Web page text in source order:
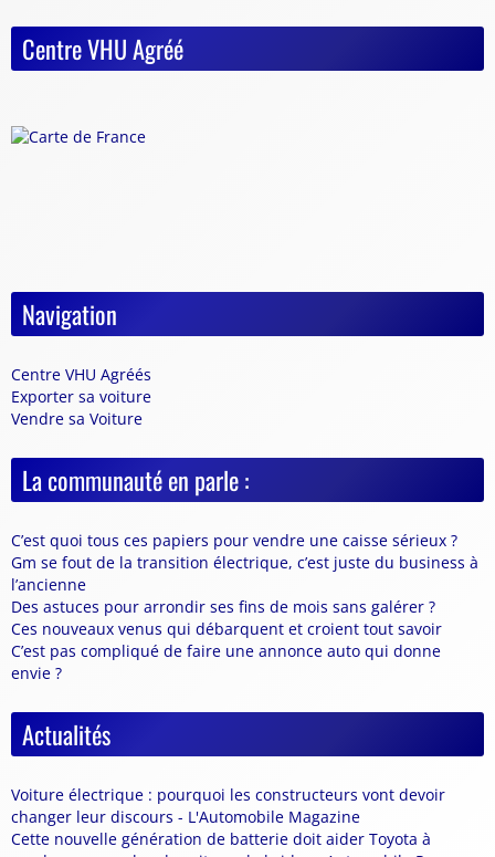
Centre VHU Agréé
Navigation
Centre VHU Agréés
Exporter sa voiture
Vendre sa Voiture
La communauté en parle :
C’est quoi tous ces papiers pour vendre une caisse sérieux ?
Gm se fout de la transition électrique, c’est juste du business à
l’ancienne
Des astuces pour arrondir ses fins de mois sans galérer ?
Ces nouveaux venus qui débarquent et croient tout savoir
C’est pas compliqué de faire une annonce auto qui donne
envie ?
Actualités
Voiture électrique : pourquoi les constructeurs vont devoir
changer leur discours - L'Automobile Magazine
Cette nouvelle génération de batterie doit aider Toyota à